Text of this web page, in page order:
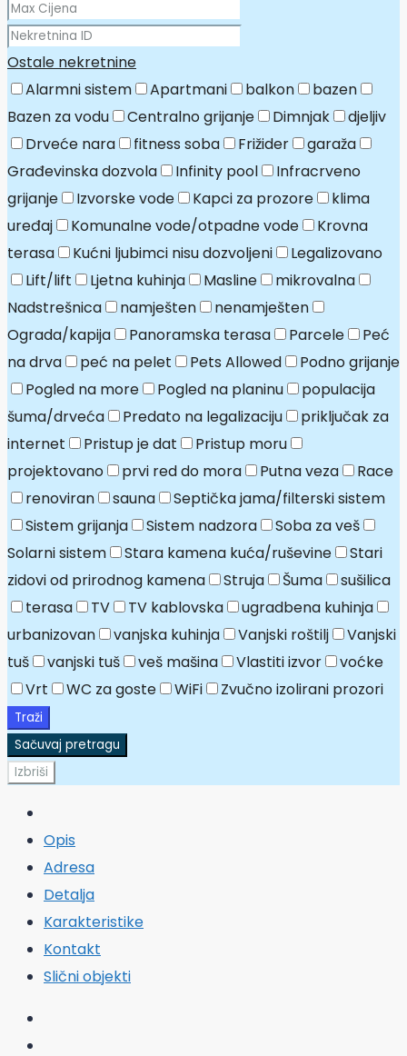
Ostale nekretnine
Alarmni sistem
Apartmani balkon
bazen
Bazen za vodu
Centralno grijanje Dimnjak
djeljiv
Drveće nara
fitness soba Frižider
garaža
Građevinska dozvola
Infinity pool
Infracrveno
grijanje
Izvorske vode Kapci za prozore
klima
uređaj
Komunalne vode/otpadne vode
Krovna
terasa
Kućni ljubimci nisu dozvoljeni
Legalizovano
Lift/lift
Ljetna kuhinja Masline
mikrovalna
Nadstrešnica
namješten
nenamješten
Ograda/kapija
Panoramska terasa Parcele
Peć
na drva
peć na pelet Pets Allowed
Podno grijanje
Pogled na more
Pogled na planinu
populacija
šuma/drveća
Predato na legalizaciju
priključak za
internet
Pristup je dat
Pristup moru
projektovano
prvi red do mora Putna veza
Race
renoviran
sauna
Septička jama/filterski sistem
Sistem grijanja
Sistem nadzora
Soba za veš
Solarni sistem
Stara kamena kuća/ruševine
Stari
zidovi od prirodnog kamena
Struja Šuma
sušilica
terasa
TV TV kablovska
ugradbena kuhinja
urbanizovan
vanjska kuhinja Vanjski roštilj
Vanjski
tuš
vanjski tuš veš mašina Vlastiti izvor
voćke
Vrt
WC za goste WiFi Zvučno izolirani prozori
Traži
Sačuvaj pretragu
Izbriši
Opis
Adresa
Detalja
Karakteristike
Kontakt
Slični objekti